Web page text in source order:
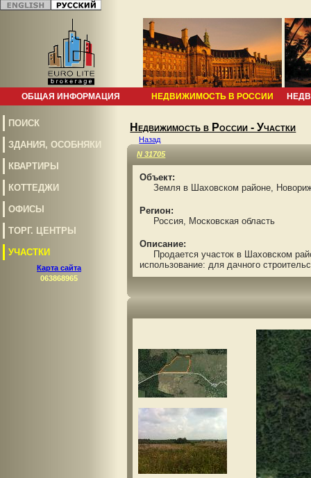
ОБЩАЯ ИНФОРМАЦИЯ НЕДВИЖИМОСТЬ В РОССИИ
ПОИСК
ЗДАНИЯ, ОСОБНЯКИ
КВАРТИРЫ
КОТТЕДЖИ
ОФИСЫ
ТОРГ. ЦЕНТРЫ
УЧАСТКИ
Карта сайта
063868965
Недвижимость в России - Участки
Назад
N 31705
Объект:
Земля в Шаховском районе,
Регион:
Россия, Московская область
Описание:
Продается участок в Шаховском
использование: для дачного